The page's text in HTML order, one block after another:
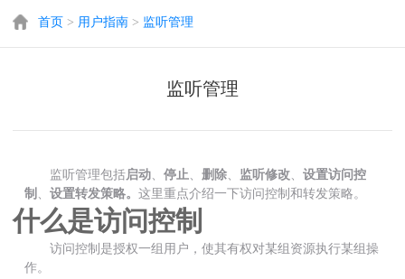
首页 > 用户指南 > 监听管理
监听管理
监听管理包括启动、停止、删除、 监听修改、设置访问控
制 、设置转发策略。这里重点介绍一下访问控制和转发策略。
什么是访问控制
访问控制是授权一组用户，使其有权对某组资源执行某组操
作。